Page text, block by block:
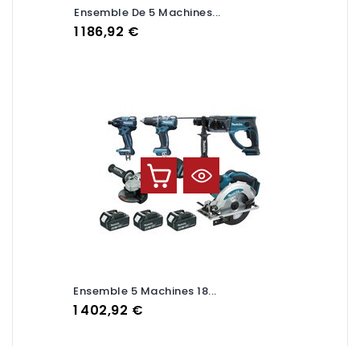
Ensemble De 5 Machines...
Prix
1 186,92 €
Ensemble 5 Machines 18...
Prix
1 402,92 €